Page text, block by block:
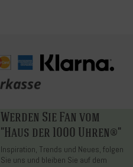
Werden Sie Fan vom
"Haus der 1000 Uhren®"
Inspiration, Trends und Neues, folgen
Sie uns und bleiben Sie auf dem